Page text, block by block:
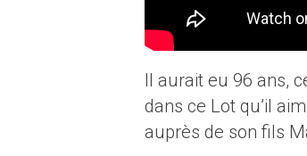
Il aurait eu 96 ans,
dans ce Lot qu’il
auprès de son fils